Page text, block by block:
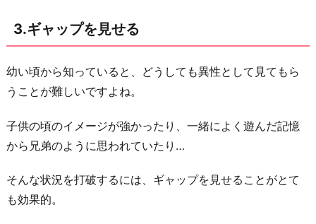
3.ギャップを見せる
幼い頃から知っていると、どうしても異性として見てもら
うことが難しいですよね。
子供の頃のイメージが強かったり、一緒によく遊んだ記憶
から兄弟のように思われていたり…
そんな状況を打破するには、ギャップを見せることがとて
も効果的。